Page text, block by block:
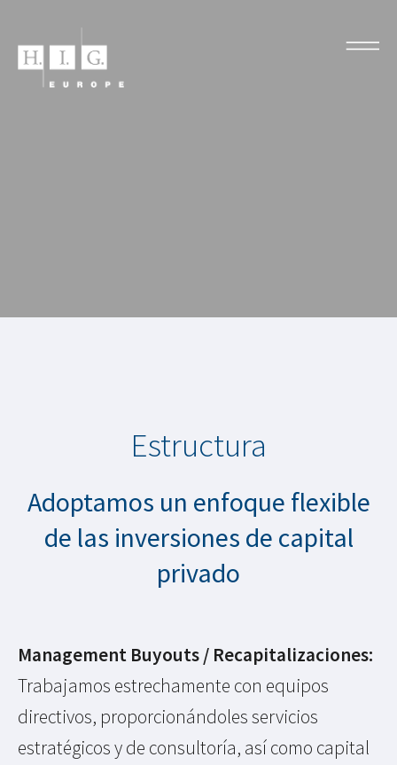
Estructura
Adoptamos un enfoque flexible
de las inversiones de capital
privado
Management Buyouts / Recapitalizaciones:
Trabajamos estrechamente con equipos
directivos, proporcionándoles servicios
estratégicos y de consultoría, así como capital